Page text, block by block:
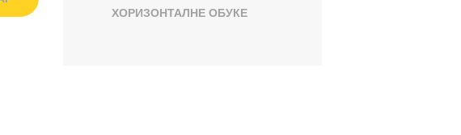
ХОРИЗОНТАЛНЕ ОБУКЕ